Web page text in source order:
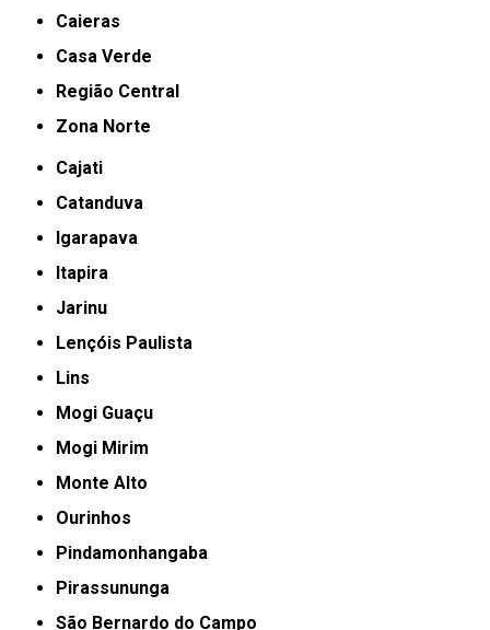
Caieras
Casa Verde
Região Central
Zona Norte
Cajati
Catanduva
Igarapava
Itapira
Jarinu
Lençóis Paulista
Lins
Mogi Guaçu
Mogi Mirim
Monte Alto
Ourinhos
Pindamonhangaba
Pirassununga
São Bernardo do Campo